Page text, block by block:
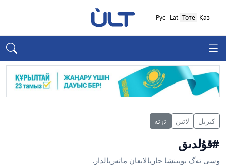
Қаз
Төте
Lat
Рус
كىرىل لاتىن تٶتە
#قۇلدىق
وسى تەگ بويىنشا جاريالانعان ماتەريالدار.